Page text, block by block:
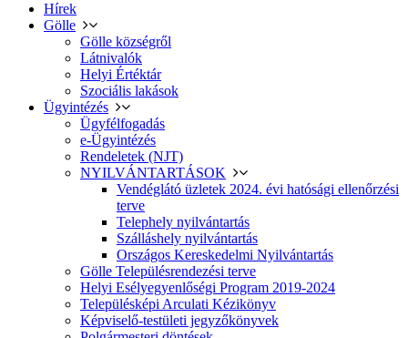
Hírek
Gölle
Gölle községről
Látnivalók
Helyi Értéktár
Szociális lakások
Ügyintézés
Ügyfélfogadás
e-Ügyintézés
Rendeletek (NJT)
NYILVÁNTARTÁSOK
Vendéglátó üzletek 2024. évi hatósági ellenőrzési
terve
Telephely nyilvántartás
Szálláshely nyilvántartás
Országos Kereskedelmi Nyilvántartás
Gölle Településrendezési terve
Helyi Esélyegyenlőségi Program 2019-2024
Településképi Arculati Kézikönyv
Képviselő-testületi jegyzőkönyvek